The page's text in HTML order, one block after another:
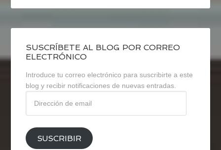
SUSCRÍBETE AL BLOG POR CORREO
ELECTRÓNICO
Introduce tu correo electrónico para suscribirte a este
blog y recibir notificaciones de nuevas entradas.
email
SUSCRIBIR